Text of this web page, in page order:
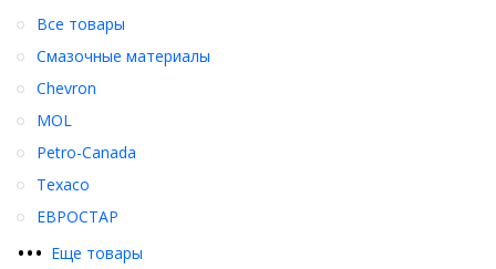
••• Еще товары
Все товары
Смазочные материалы
Chevron
MOL
Petro-Canada
Texaco
ЕВРОСТАР